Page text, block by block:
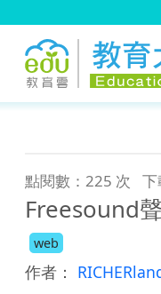
點閱數：225 次 下
Freesound
web
作者：